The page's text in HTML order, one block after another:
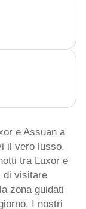
e Assuan a
il vero lusso.
tra Luxor e
di visitare
zona guidati
I nostri